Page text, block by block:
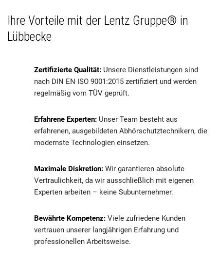
Ihre Vorteile mit der Lentz Gruppe® in
Lübbecke
Zertifizierte Qualität: Unsere Dienstleistungen sind
nach DIN EN ISO 9001:2015 zertifiziert und werden
regelmäßig vom TÜV geprüft.
Erfahrene Experten: Unser Team besteht aus
erfahrenen, ausgebildeten Abhörschutztechnikern, die
modernste Technologien einsetzen.
Maximale Diskretion: Wir garantieren absolute
Vertraulichkeit, da wir ausschließlich mit eigenen
Experten arbeiten – keine Subunternehmer.
Bewährte Kompetenz: Viele zufriedene Kunden
vertrauen unserer langjährigen Erfahrung und
professionellen Arbeitsweise.